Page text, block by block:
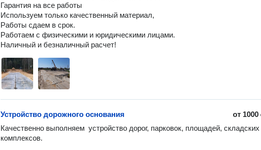
Гарантия на все работы
Используем только качественный материал,
Работы сдаем в срок.
Работаем с физическими и юридическими лицами.
от 1000
Устройство дорожного основания
Качественно выполняем  устройство дорог, парковок, площадей, складских
комплексов.